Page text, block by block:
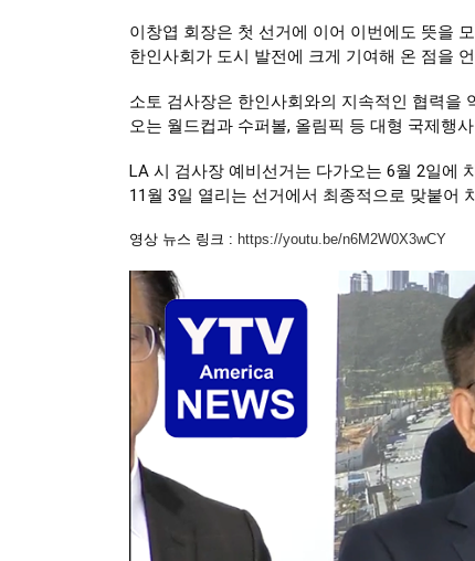
이창엽 회장은 첫 선거에 이어 이번에도 뜻을
한인사회가 도시 발전에 크게 기여해 온 점을
소토 검사장은 한인사회와의 지속적인 협력을
오는 월드컵과 수퍼볼, 올림픽 등 대형 국제행
LA 시 검사장 예비선거는 다가오는 6월 2일에
11월 3일 열리는 선거에서 최종적으로 맞붙어
영상 뉴스 링크 : https://youtu.be/n6M2W0X3wCY